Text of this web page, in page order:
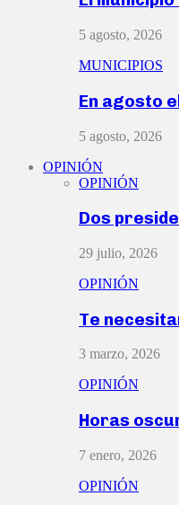
5 agosto, 2026
MUNICIPIOS
En agosto
5 agosto, 2026
OPINIÓN
OPINIÓN
Dos
29 julio, 2026
OPINIÓN
Te
3 marzo, 2026
OPINIÓN
Horas
7 enero, 2026
OPINIÓN